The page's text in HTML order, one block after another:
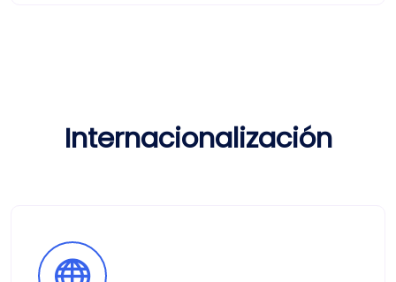
Internacionalización